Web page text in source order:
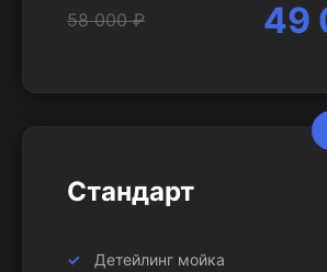
58 000 ₽ 49
Стандарт
Детейлинг мойка